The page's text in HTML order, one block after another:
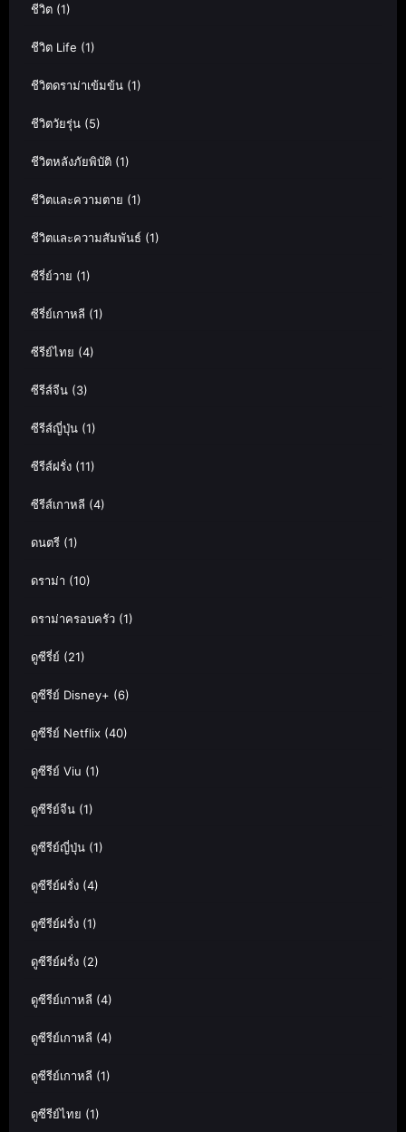
ชีวิต (1)
ชีวิต Life (1)
ชีวิตดราม่าเข้มข้น (1)
ชีวิตวัยรุ่น (5)
ชีวิตหลังภัยพิบัติ (1)
ชีวิตและความตาย (1)
ชีวิตและความสัมพันธ์ (1)
ซีรี่ย์วาย (1)
ซีรี่ย์เกาหลี (1)
ซีรีย์ไทย (4)
ซีรีส์จีน (3)
ซีรีส์ญี่ปุ่น (1)
ซีรีส์ฝรั่ง (11)
ซีรีส์เกาหลี (4)
ดนตรี (1)
ดราม่า (10)
ดราม่าครอบครัว (1)
ดูซีรี่ย์ (21)
ดูซีรีย์ Disney+ (6)
ดูซีรีย์ Netflix (40)
ดูซีรีย์ Viu (1)
ดูซีรีย์จีน (1)
ดูซีรีย์ญี่ปุ่น (1)
ดูซีรีย์ฝรั่ง (4)
ดูซีรีย์ฝรั่ง (1)
ดูซีรีย์ฝรั่ง (2)
ดูซีรีย์เกาหลี (4)
ดูซีรีย์เกาหลี (4)
ดูซีรีย์เกาหลี (1)
ดูซีรีย์ไทย (1)